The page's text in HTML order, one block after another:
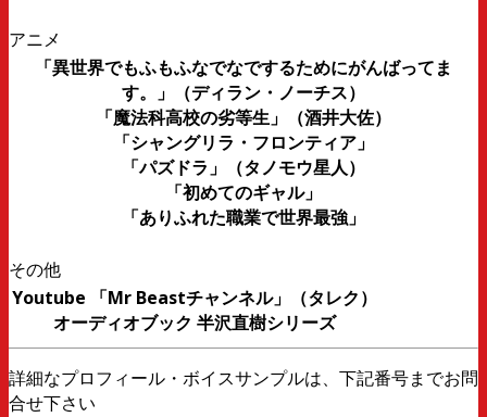
アニメ
「異世界でもふもふなでなでするためにがんばってま
す。」（ディラン・ノーチス）
「魔法科高校の劣等生」（酒井大佐）
「シャングリラ・フロンティア」
「パズドラ」（タノモウ星人）
「初めてのギャル」
「ありふれた職業で世界最強」
その他
Youtube 「Mr Beastチャンネル」（タレク）
オーディオブック 半沢直樹シリーズ
詳細なプロフィール・ボイスサンプルは、下記番号までお問
合せ下さい